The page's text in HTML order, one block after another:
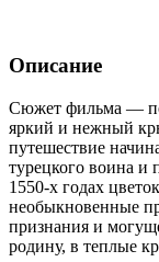
Описание
Сюжет фильма —
яркий и нежный
путешествие
турецкого воина и
1550-х годах
необыкновенные
признания и
родину, в теплые